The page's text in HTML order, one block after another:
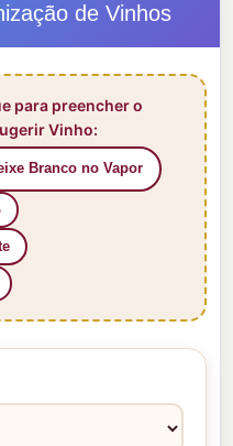
de Vinhos
para preencher o
Vinho:
Branco no Vapor